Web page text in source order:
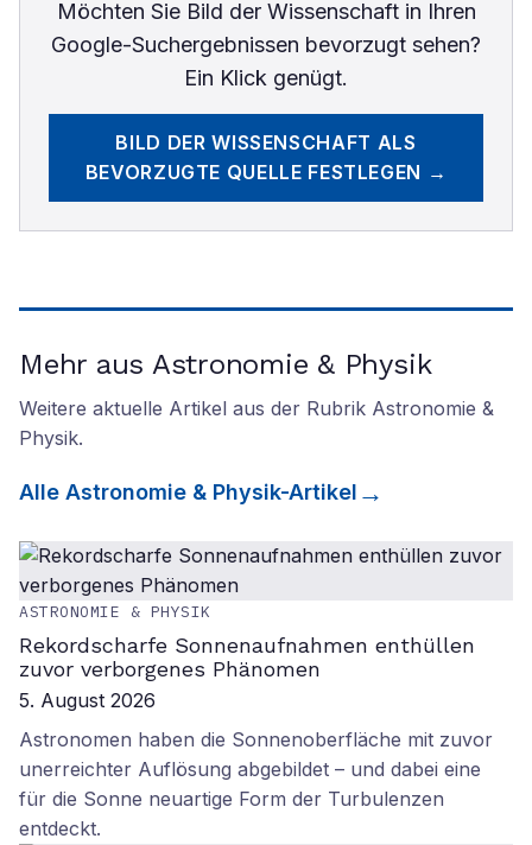
Möchten Sie Bild der Wissenschaftin Ihren
Google-Suchergebnissen bevorzugt sehen?
Ein Klick genügt.
BILD DER WISSENSCHAFT ALS
BEVORZUGTE QUELLE FESTLEGEN →
Mehr aus Astronomie & Physik
Weitere aktuelle Artikel aus der Rubrik Astronomie &
Physik.
Alle Astronomie & Physik-Artikel
ASTRONOMIE & PHYSIK
Rekordscharfe Sonnenaufnahmen enthüllen
zuvor verborgenes Phänomen
5. August 2026
Astronomen haben die Sonnenoberfläche mit zuvor
unerreichter Auflösung abgebildet – und dabei eine
für die Sonne neuartige Form der Turbulenzen
entdeckt.